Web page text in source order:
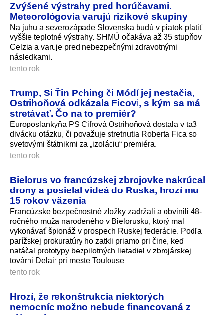
Zvýšené výstrahy pred horúčavami.
Meteorológovia varujú rizikové skupiny
Na juhu a severozápade Slovenska budú v piatok platiť
vyššie teplotné výstrahy. SHMÚ očakáva až 35 stupňov
Celzia a varuje pred nebezpečnými zdravotnými
následkami.
tento rok
Trump, Si Ťin Pching či Módí jej nestačia,
Ostrihoňová odkázala Ficovi, s kým sa má
stretávať. Čo na to premiér?
Europoslankyňa PS Cifrová Ostrihoňová dostala v ta3
divácku otázku, či považuje stretnutia Roberta Fica so
svetovými štátnikmi za „izoláciu“ premiéra.
tento rok
Bielorus vo francúzskej zbrojovke nakrúcal
drony a posielal videá do Ruska, hrozí mu
15 rokov väzenia
Francúzske bezpečnostné zložky zadržali a obvinili 48-
ročného muža narodeného v Bielorusku, ktorý mal
vykonávať špionáž v prospech Ruskej federácie. Podľa
parížskej prokuratúry ho zatkli priamo pri čine, keď
natáčal prototypy bezpilotných lietadiel v zbrojárskej
továrni Delair pri meste Toulouse
tento rok
Hrozí, že rekonštrukcia niektorých
nemocníc možno nebude financovaná z